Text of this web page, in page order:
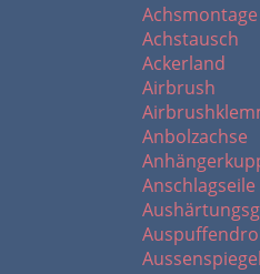
Achsmontage
Achstausch
Ackerland
Airbrush
Anbolzachse
Anschlagseile
Aussenspiegel